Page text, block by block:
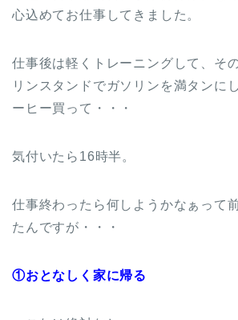
心込めてお仕事してきました。
仕事後は軽くトレーニングして、そ
リンスタンドでガソリンを満タンに
ーヒー買って・・・
気付いたら16時半。
仕事終わったら何しようかなぁって
たんですが・・・
①おとなしく家に帰る